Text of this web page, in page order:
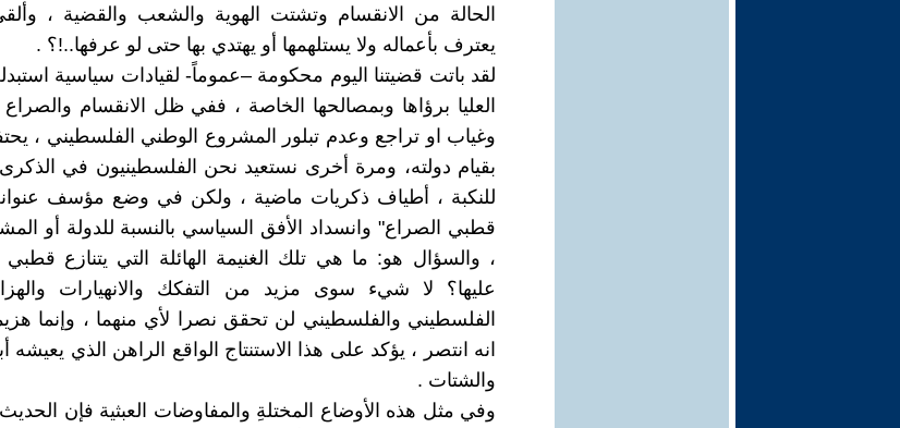
الحالة من الانقسام وتشتت الهوية والشعب والقضية ،
يعترف بأعماله ولا يستلهمها أو يهتدي بها حتى لو عرفها..!؟ .
لقد باتت قضيتنا اليوم محكومة –عموماً- لقيادات سياسية
العليا برؤاها وبمصالحها الخاصة ، ففي ظل الانقسام والصراع
وغياب او تراجع وعدم تبلور المشروع الوطني الفلسطيني ،
بقيام دولته، ومرة أخرى نستعيد نحن الفلسطينيون في
للنكبة ، أطياف ذكريات ماضية ، ولكن في وضع مؤسف
قطبي الصراع" وانسداد الأفق السياسي بالنسبة للدولة أو
، والسؤال هو: ما هي تلك الغنيمة الهائلة التي يتنازع
عليها؟ لا شيء سوى مزيد من التفكك والانهيارات
الفلسطيني والفلسطيني لن تحقق نصرا لأي منهما ، وإنما
انه انتصر ، يؤكد على هذا الاستنتاج الواقع الراهن الذي يعيشه
والشتات .
وفي مثل هذه الأوضاع المختلةِ والمفاوضات العبثية فإن